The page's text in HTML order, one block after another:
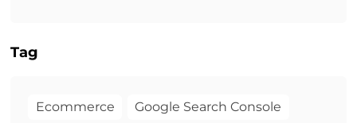
Tag
Ecommerce Google Search Console